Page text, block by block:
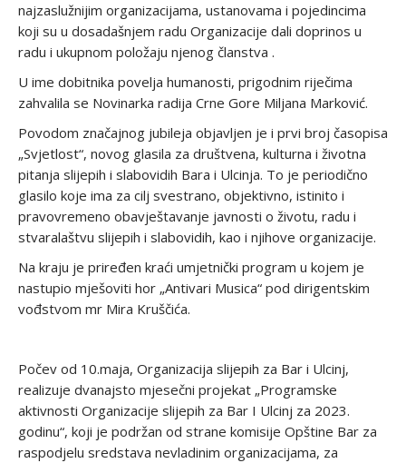
najzaslužnijim organizacijama, ustanovama i pojedincima
koji su u dosadašnjem radu Organizacije dali doprinos u
radu i ukupnom položaju njenog članstva .
U ime dobitnika povelja humanosti, prigodnim riječima
zahvalila se Novinarka radija Crne Gore Miljana Marković.
Povodom značajnog jubileja objavljen je i prvi broj časopisa
„Svjetlost“, novog glasila za društvena, kulturna i životna
pitanja slijepih i slabovidih Bara i Ulcinja. To je periodično
glasilo koje ima za cilj svestrano, objektivno, istinito i
pravovremeno obavještavanje javnosti o životu, radu i
stvaralaštvu slijepih i slabovidih, kao i njihove organizacije.
Na kraju je priređen kraći umjetnički program u kojem je
nastupio mješoviti hor „Antivari Musica“ pod dirigentskim
vođstvom mr Mira Kruščića.
Počev od 10.maja, Organizacija slijepih za Bar i Ulcinj,
realizuje dvanajsto mjesečni projekat „Programske
aktivnosti Organizacije slijepih za Bar I Ulcinj za 2023.
godinu“, koji je podržan od strane komisije Opštine Bar za
raspodjelu sredstava nevladinim organizacijama, za